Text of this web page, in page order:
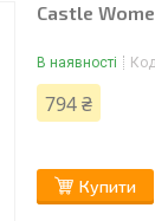
Castle
В наявності
794 ₴
Купити